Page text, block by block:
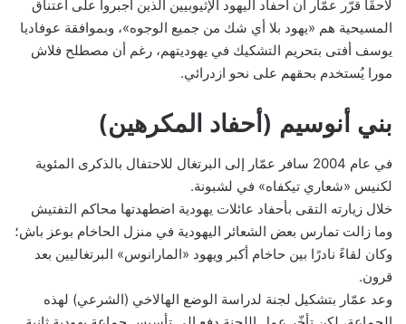
لاحقًا قرّر عمّار أن أحفاد اليهود الإثيوبيين الذين أُجبروا على اعتناق
المسيحية هم «يهود بلا أي شك من جميع الوجوه»، وبموافقة عوفاديا
يوسف أفتى بتحريم التشكيك في يهوديتهم، رغم أن مصطلح فلاش
مورا يُستخدم بحقهم على نحو ازدرائي.
بني أنوسيم (أحفاد المكرهين)
في عام 2004 سافر عمّار إلى البرتغال للاحتفال بالذكرى المئوية
لكنيس «شعاري تيكفاه» في لشبونة.
خلال زيارته التقى بأحفاد عائلات يهودية اضطهدتها محاكم التفتيش
وما زالت تمارس بعض الشعائر اليهودية في منزل الحاخام بوعز باش؛
وكان لقاءً نادرًا بين حاخام أكبر ويهود «المارانوس» البرتغاليين بعد
قرون.
وعد عمّار بتشكيل لجنة لدراسة الوضع الهالاخي (الشرعي) لهذه